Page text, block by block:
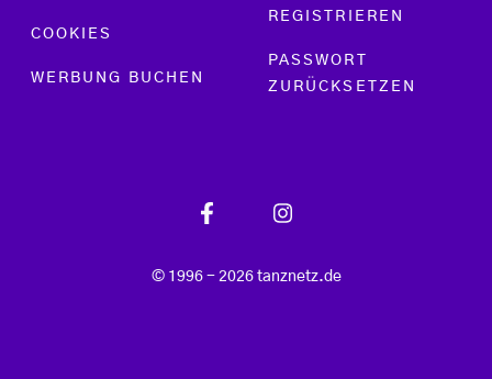
COOKIES
WERBUNG BUCHEN
REGISTRIEREN
PASSWORT
ZURÜCKSETZEN
© 1996 - 2026 tanznetz.de